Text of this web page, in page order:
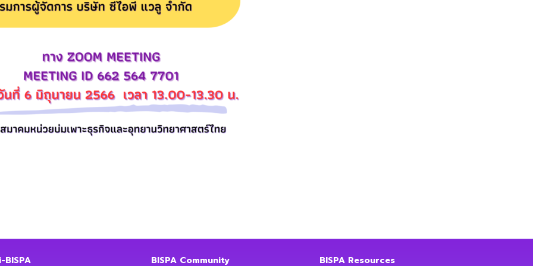
BISPA BISPA Community BISPA Resources